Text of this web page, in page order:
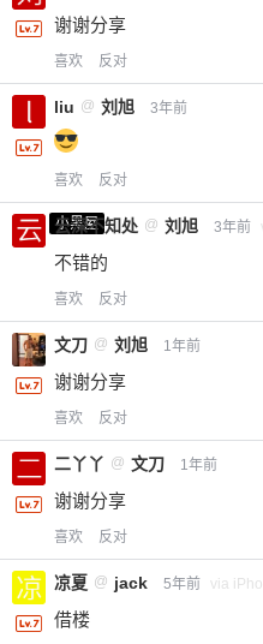
谢谢分享
喜欢 反对
liu @ 刘旭 3年前
喜欢 反对
小黑屋
云深不知处 @ 刘旭 3年前
不错的
喜欢 反对
文刀 @ 刘旭 1年前
谢谢分享
喜欢 反对
二丫丫 @ 文刀 1年前
谢谢分享
喜欢 反对
凉夏 @ jack 5年前 via
借楼